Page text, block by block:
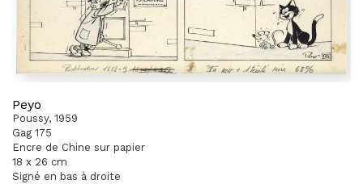
Peyo
Poussy, 1959
Gag 175
Encre de Chine sur papier
18 x 26 cm
Signé en bas à droite